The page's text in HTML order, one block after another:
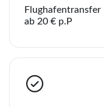
Flughafentransfer
ab 20 € p.P